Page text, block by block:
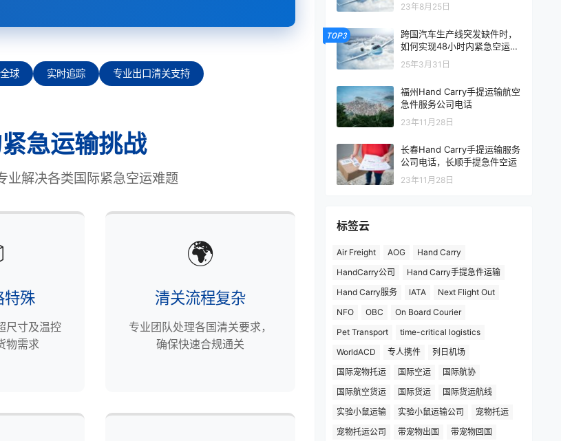
球 实时追踪 专业出口清关支持
急运输挑战
业解决各类国际紧急空运难题
特殊
尺寸及温控
物需求
🌍
清关流程复杂
专业团队处理各国清关要求，
确保快速合规通关
23年8月25日
TOP3
跨国汽车生产线突发缺件时，
如何实现48小时内紧急空运补
货？
25年3月31日
福州Hand Carry手提运输航空
急件服务公司电话
23年11月28日
长春Hand Carry手提运输服务
公司电话，长顺手提急件空运
23年11月28日
标签云
Air Freight AOG
Hand Carry
HandCarry公司
Hand Carry手提急件运输
Hand Carry服务
IATA
Next Flight Out
NFO
OBC
On Board Courier
Pet Transport
time-critical logistics
WorldACD
专人携件
列日机场
国际宠物托运
国际空运
国际航协
国际航空货运
国际货运
国际货运航线
实验小鼠运输
实验小鼠运输公司
宠物托运
宠物托运公司
带宠物出国
带宠物回国